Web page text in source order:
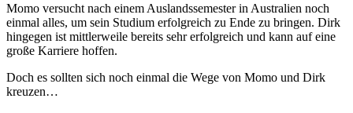
Momo versucht nach einem Auslandssemester in Australien noch
einmal alles, um sein Studium erfolgreich zu Ende zu bringen. Dirk
hingegen ist mittlerweile bereits sehr erfolgreich und kann auf eine
große Karriere hoffen.
Doch es sollten sich noch einmal die Wege von Momo und Dirk
kreuzen…